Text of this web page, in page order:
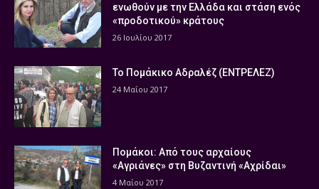
ενωθούν με την Ελλάδα και στάση ενός
«προδοτικού» κράτους
26 Ιουλίου 2017
Το Πομάκικο Αδραλέζ (ΕΝΤΡΕΛΕΖ)
24 Μαΐου 2017
Πομάκοι: Από τους αρχαίους
«Αγριάνες» στη Βυζαντινή «Αχρίδαι»
4 Μαΐου 2017